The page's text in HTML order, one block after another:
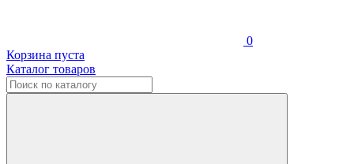
0
Корзина пуста
Каталог товаров